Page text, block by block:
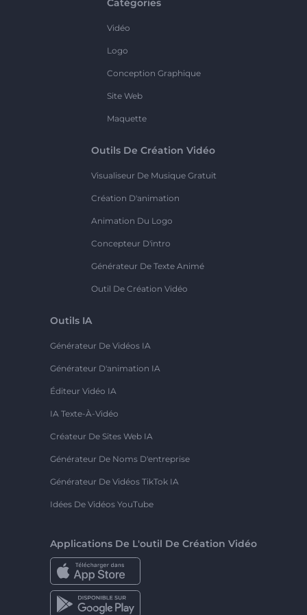
Catégories
Vidéo
Logo
Conception Graphique
Site Web
Maquette
Outils De Création Vidéo
Visualiseur De Musique Gratuit
Création D'animation
Animation Du Logo
Concepteur D'intro
Générateur De Texte Animé
Outil De Création Vidéo
Outils IA
Générateur De Vidéos IA
Générateur D'animation IA
Éditeur Vidéo IA
IA Texte-À-Vidéo
Créateur De Sites Web IA
Générateur De Noms D'entreprise
Générateur De Vidéos TikTok IA
Idées De Vidéos YouTube
Applications De L'outil De Création Vidéo